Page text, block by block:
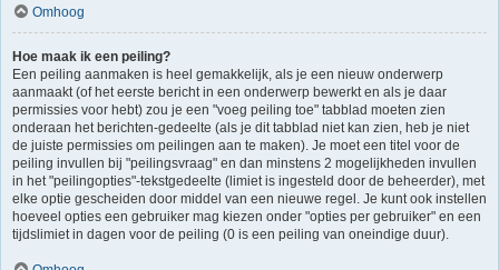
Omhoog
Hoe maak ik een peiling?
Een peiling aanmaken is heel gemakkelijk, als je een nieuw onderwerp
aanmaakt (of het eerste bericht in een onderwerp bewerkt en als je daar
permissies voor hebt) zou je een "voeg peiling toe" tabblad moeten zien
onderaan het berichten-gedeelte (als je dit tabblad niet kan zien, heb je niet
de juiste permissies om peilingen aan te maken). Je moet een titel voor de
peiling invullen bij "peilingsvraag" en dan minstens 2 mogelijkheden invullen
in het "peilingopties"-tekstgedeelte (limiet is ingesteld door de beheerder), met
elke optie gescheiden door middel van een nieuwe regel. Je kunt ook instellen
hoeveel opties een gebruiker mag kiezen onder "opties per gebruiker" en een
tijdslimiet in dagen voor de peiling (0 is een peiling van oneindige duur).